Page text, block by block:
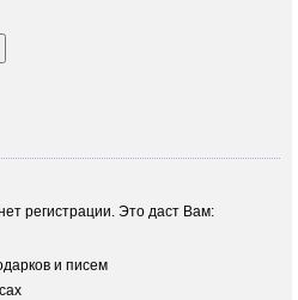
регистрации. Это даст Вам:
и писем